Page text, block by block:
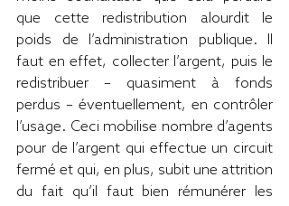
que cette redistribution alourdit le
poids de l’administration publique. Il
faut en effet, collecter l’argent, puis le
redistribuer – quasiment à fonds
perdus – éventuellement, en contrôler
l’usage. Ceci mobilise nombre d’agents
pour de l’argent qui effectue un circuit
fermé et qui, en plus, subit une attrition
du fait qu’il faut bien rémunérer les